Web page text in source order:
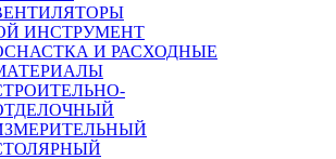
ИНСТРУМЕНТ
И РАСХОДНЫЕ